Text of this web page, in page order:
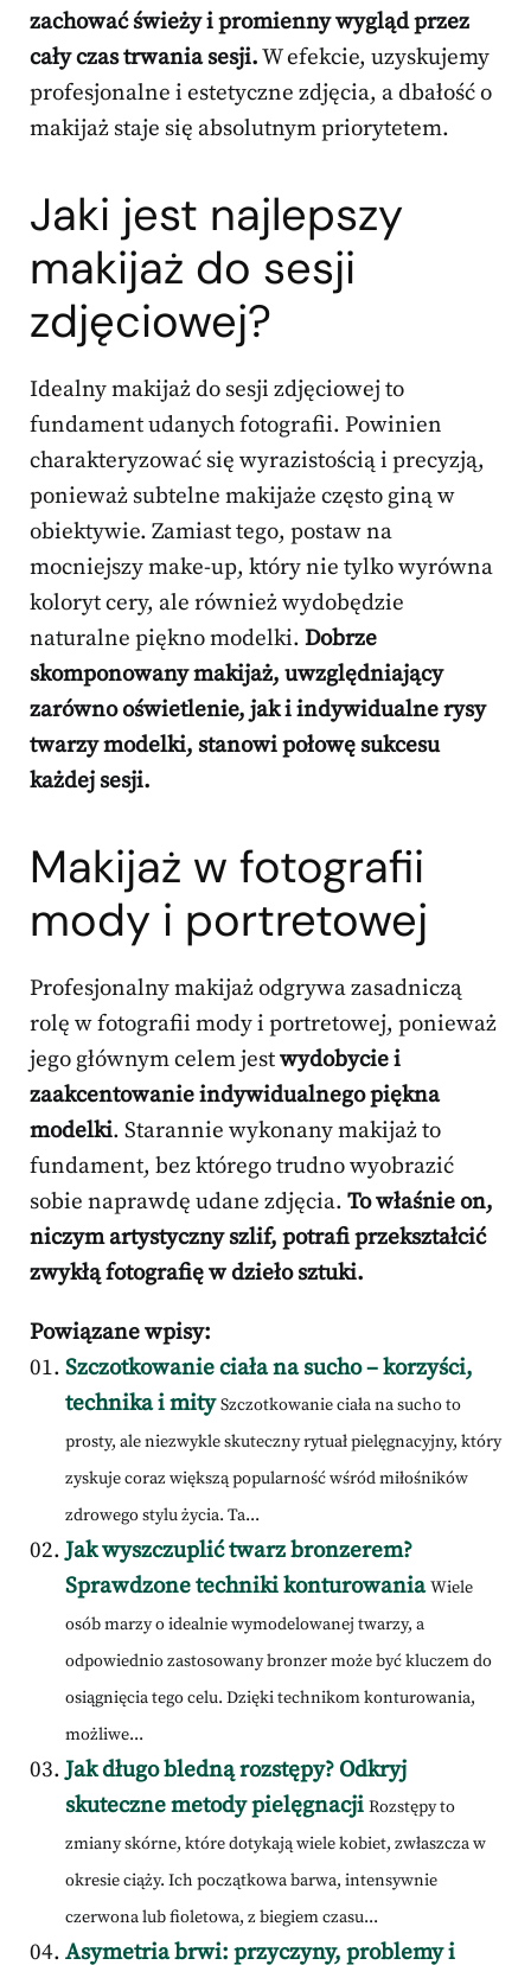
zachować świeży i promienny wygląd przez
cały czas trwania sesji.W efekcie, uzyskujemy
profesjonalne i estetyczne zdjęcia, a dbałość o
makijaż staje się absolutnym priorytetem.
Jaki jest najlepszy
makijaż do sesji
zdjęciowej?
Idealny makijaż do sesji zdjęciowej to
fundament udanych fotografii. Powinien
charakteryzować się wyrazistością i precyzją,
ponieważ subtelne makijaże często giną w
obiektywie. Zamiast tego, postaw na
mocniejszy make-up, który nie tylko wyrówna
koloryt cery, ale również wydobędzie
naturalne piękno modelki. Dobrze
skomponowany makijaż, uwzględniający
zarówno oświetlenie, jak i indywidualne rysy
twarzy modelki, stanowi połowę sukcesu
każdej sesji.
Makijaż w fotografii
mody i portretowej
Profesjonalny makijaż odgrywa zasadniczą
rolę w fotografii mody i portretowej, ponieważ
jego głównym celem jestwydobycie i
zaakcentowanie indywidualnego piękna
modelki. Starannie wykonany makijaż to
fundament, bez którego trudno wyobrazić
sobie naprawdę udane zdjęcia. To właśnie on,
niczym artystyczny szlif, potrafi przekształcić
zwykłą fotografię w dzieło sztuki.
Powiązane wpisy:
Szczotkowanie ciała na sucho – korzyści,
technika i mity Szczotkowanie ciała na sucho to
prosty, ale niezwykle skuteczny rytuał pielęgnacyjny, który
zyskuje coraz większą popularność wśród miłośników
zdrowego stylu życia. Ta...
Jak wyszczuplić twarz bronzerem?
Sprawdzone techniki konturowania Wiele
osób marzy o idealnie wymodelowanej twarzy, a
odpowiednio zastosowany bronzer może być kluczem do
osiągnięcia tego celu. Dzięki technikom konturowania,
możliwe...
Jak długo bledną rozstępy? Odkryj
skuteczne metody pielęgnacji Rozstępy to
zmiany skórne, które dotykają wiele kobiet, zwłaszcza w
okresie ciąży. Ich początkowa barwa, intensywnie
czerwona lub fioletowa, z biegiem czasu...
Asymetria brwi: przyczyny, problemy i